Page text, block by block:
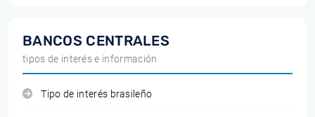
BANCOS CENTRALES
tipos de interés e información
Tipo de interés brasileño